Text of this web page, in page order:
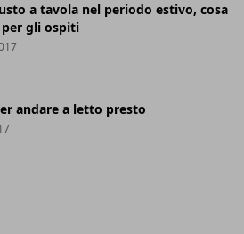
a tavola nel periodo estivo, cosa
gli ospiti
andare a letto presto